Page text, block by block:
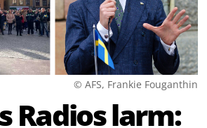
© AFS, Frankie Fouganthin
Radios larm: